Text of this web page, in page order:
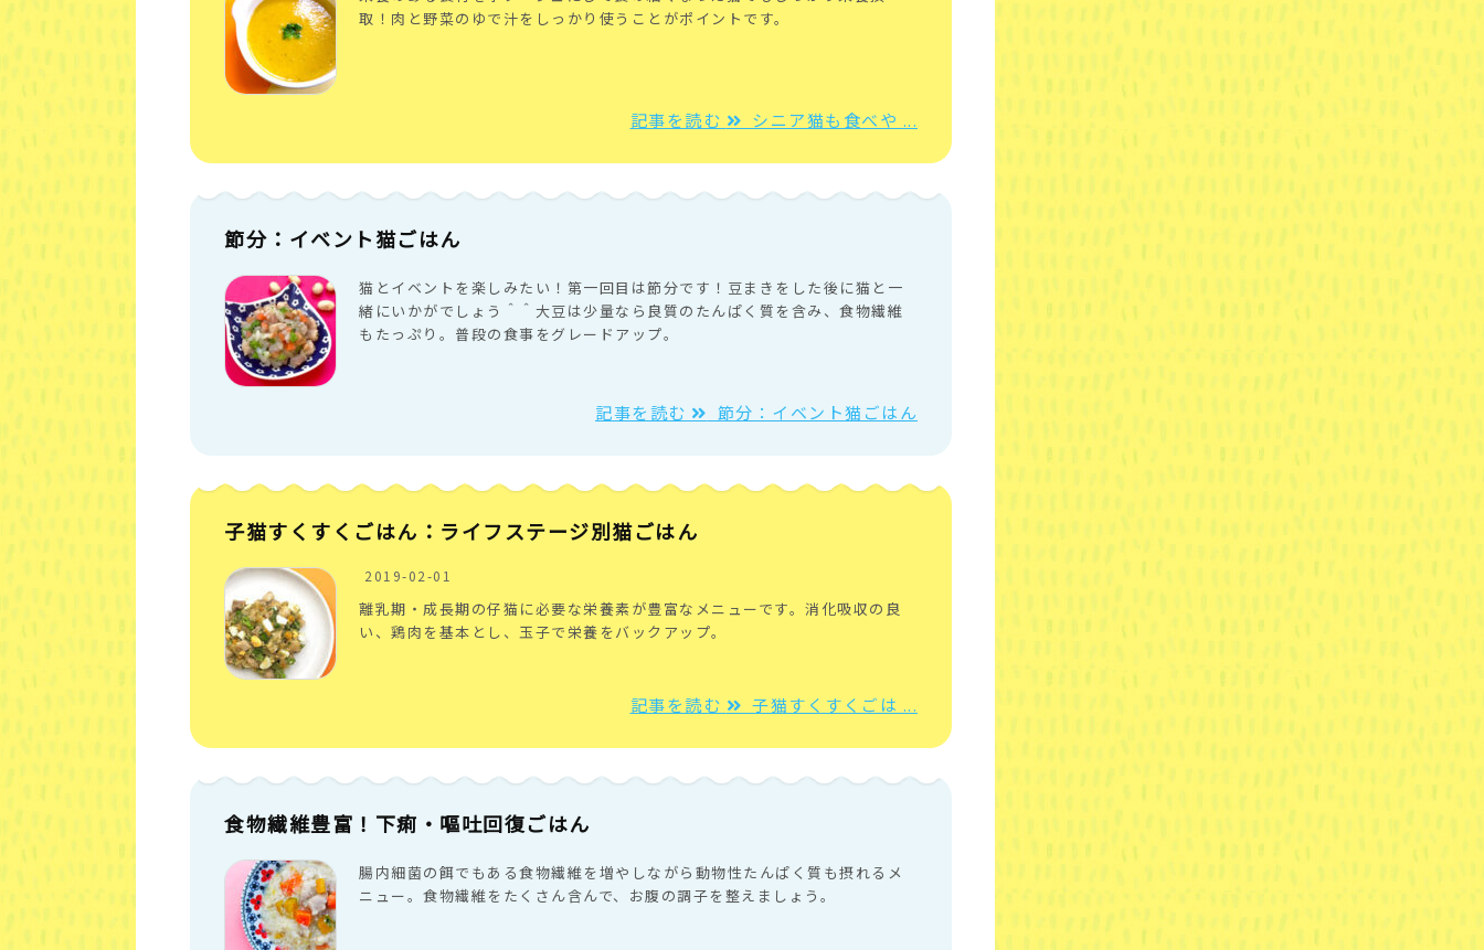
取！肉と野菜のゆで汁をしっかり使うことがポイントです。
記事を読む シニア猫も食べや ...
節分：イベント猫ごはん
猫とイベントを楽しみたい！第一回目は節分です！豆まきをした後に猫と一
緒にいかがでしょう＾＾大豆は少量なら良質のたんぱく質を含み、食物繊維
もたっぷり。普段の食事をグレードアップ。
記事を読む 節分：イベント猫ごはん
子猫すくすくごはん：ライフステージ別猫ごはん
2019-02-01
離乳期・成長期の仔猫に必要な栄養素が豊富なメニューです。消化吸収の良
い、鶏肉を基本とし、玉子で栄養をバックアップ。
記事を読む 子猫すくすくごは ...
食物繊維豊富！下痢・嘔吐回復ごはん
腸内細菌の餌でもある食物繊維を増やしながら動物性たんぱく質も摂れるメ
ニュー。食物繊維をたくさん含んで、お腹の調子を整えましょう。